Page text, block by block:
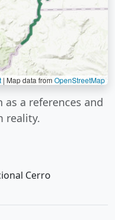
| Map data from OpenStreetMap
a references and
reality.
Cerro